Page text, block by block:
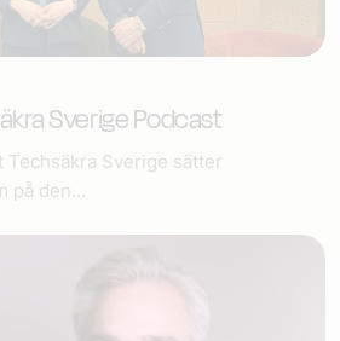
Sverige Podcast
Techsäkra Sverige sätter
den...